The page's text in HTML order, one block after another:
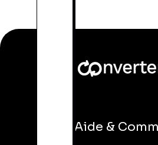
Aide &